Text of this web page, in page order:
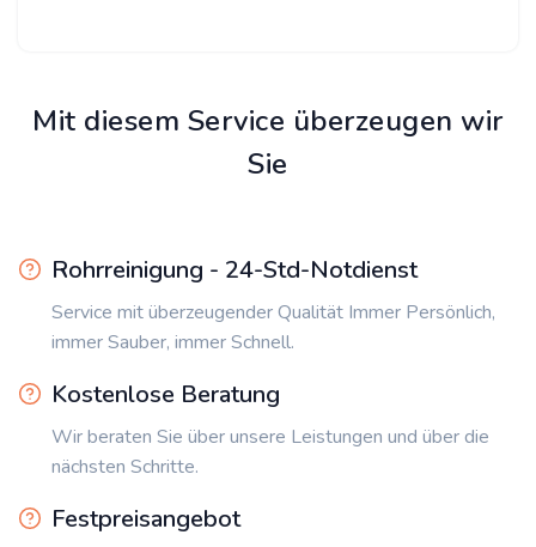
Mit diesem Service überzeugen wir
Sie
Rohrreinigung - 24-Std-Notdienst
Service mit überzeugender Qualität Immer Persönlich,
immer Sauber, immer Schnell.
Kostenlose Beratung
Wir beraten Sie über unsere Leistungen und über die
nächsten Schritte.
Festpreisangebot